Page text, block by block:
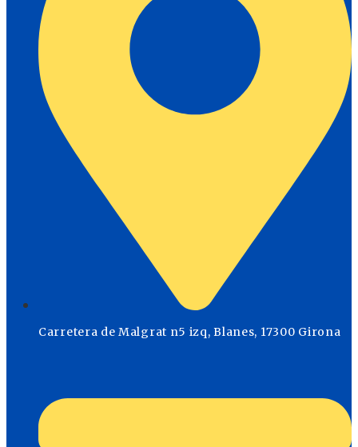
Carretera de Malgrat n5 izq, Blanes, 17300 Girona